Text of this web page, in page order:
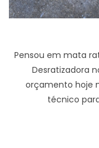
Pensou em mata
Desratizadora
orçamento hoje
técnico